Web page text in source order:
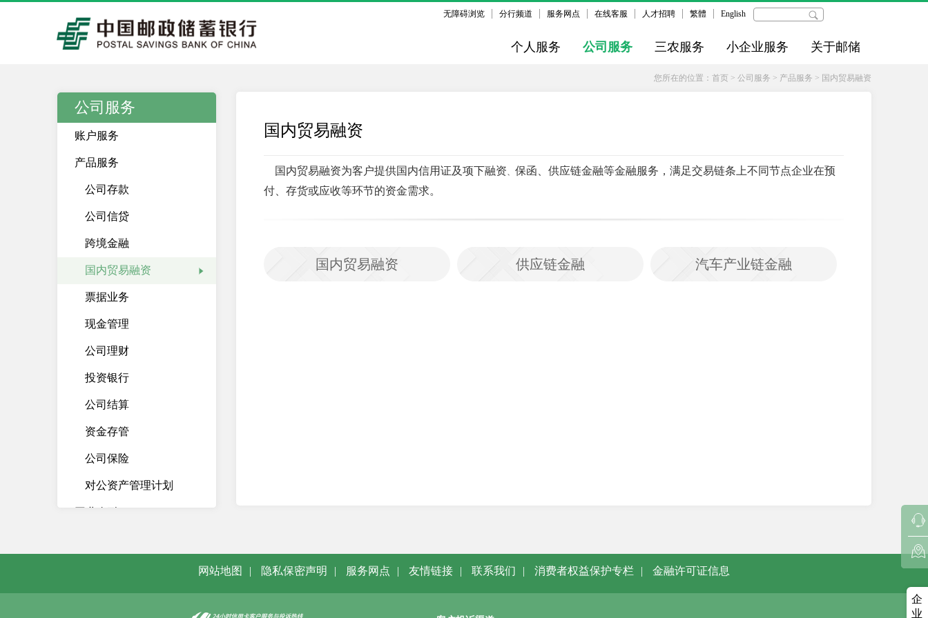
无障碍浏览 分行频道 服务网点 在线客服 人才招聘 繁體 English
个人服务 公司服务 三农服务 小企业服务 关于邮储
您所在的位置： 首页 > 公司服务 > 产品服务 > 国内贸易融资
公司服务
账户服务
产品服务
公司存款
公司信贷
跨境金融
国内贸易融资
票据业务
现金管理
公司理财
投资银行
公司结算
资金存管
公司保险
对公资产管理计划
资产托管
国内贸易融资
国内贸易融资为客户提供国内信用证及项下融资、 保函、供应链金融等金融服务，满足交易链条上不同节点企业在预
付、存货或应收等环节的资金需求。
国内贸易融资 供应链金融 汽车产业链金融
网站地图 | 隐私保密声明 | 服务网点 | 友情链接 | 联系我们 | 消费者权益保护专栏 | 金融许可证信息
企
业